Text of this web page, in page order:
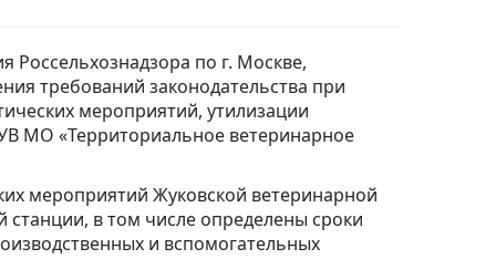
Россельхознадзора по г. Москве,
требований законодательства при
мероприятий, утилизации
МО «Территориальное ветеринарное
мероприятий Жуковской ветеринарной
в том числе определены сроки
и вспомогательных